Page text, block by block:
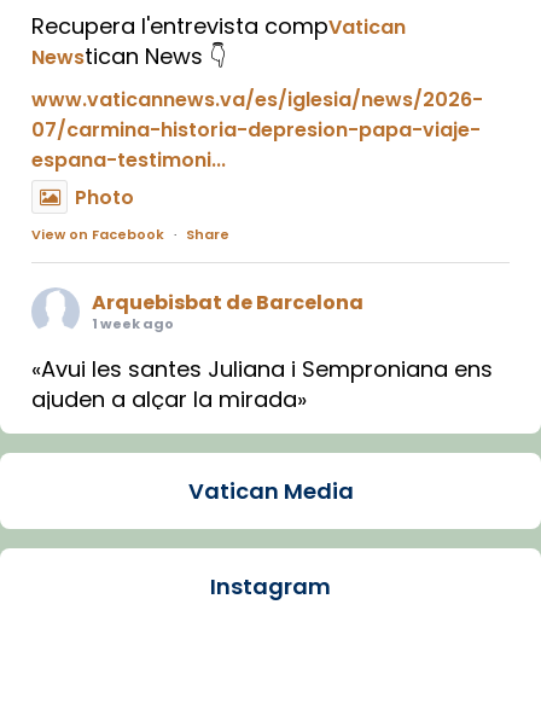
Recupera l'entrevista compVatican
Newstican News 👇
www.vaticannews.va/es/iglesia/news/2026-
07/carmina-historia-depresion-papa-viaje-
espana-testimoni...
Photo
View on Facebook · Share
Arquebisbat de Barcelona
1 week ago
«Avui les santes Juliana i Semproniana ens
ajuden a alçar la mirada»
Mons. Sergi Gordo, bisbe de Tortosa, ha
Santes de Mataró.
🔗tinyurl.com/cvu5jmbk
Vatican Media
Instagram